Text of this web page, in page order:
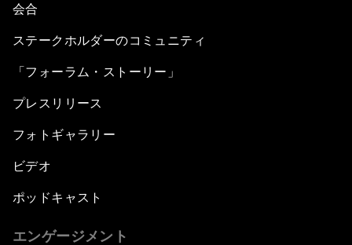
会合
ステークホルダーのコミュニティ
「フォーラム・ストーリー」
プレスリリース
フォトギャラリー
ビデオ
ポッドキャスト
エンゲージメント